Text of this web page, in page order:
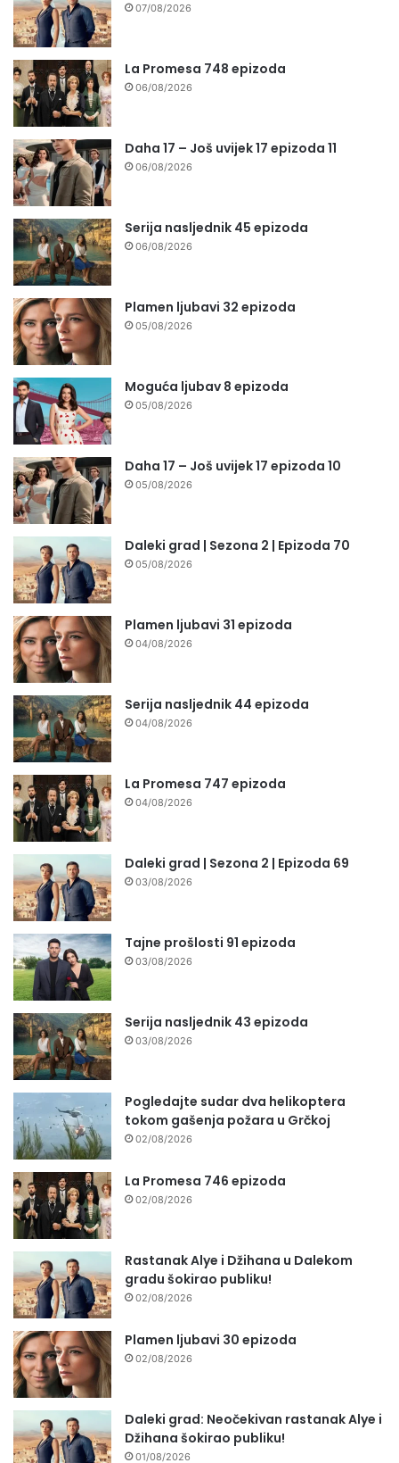
07/08/2026
La Promesa 748 epizoda
06/08/2026
Daha 17 – Još uvijek 17 epizoda 11
06/08/2026
Serija nasljednik 45 epizoda
06/08/2026
Plamen ljubavi 32 epizoda
05/08/2026
Moguća ljubav 8 epizoda
05/08/2026
Daha 17 – Još uvijek 17 epizoda 10
05/08/2026
Daleki grad | Sezona 2 | Epizoda 70
05/08/2026
Plamen ljubavi 31 epizoda
04/08/2026
Serija nasljednik 44 epizoda
04/08/2026
La Promesa 747 epizoda
04/08/2026
Daleki grad | Sezona 2 | Epizoda 69
03/08/2026
Tajne prošlosti 91 epizoda
03/08/2026
Serija nasljednik 43 epizoda
03/08/2026
Pogledajte sudar dva helikoptera
tokom gašenja požara u Grčkoj
02/08/2026
La Promesa 746 epizoda
02/08/2026
Rastanak Alye i Džihana u Dalekom
gradu šokirao publiku!
02/08/2026
Plamen ljubavi 30 epizoda
02/08/2026
Daleki grad: Neočekivan rastanak Alye i
Džihana šokirao publiku!
01/08/2026